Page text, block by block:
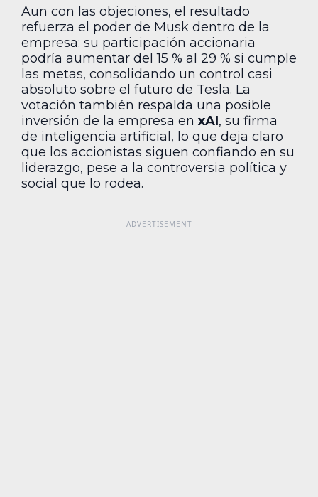
Aun con las objeciones, el resultado
refuerza el poder de Musk dentro de la
empresa: su participación accionaria
podría aumentar del 15 % al 29 % si cumple
las metas, consolidando un control casi
absoluto sobre el futuro de Tesla. La
votación también respalda una posible
inversión de la empresa en xAI, su firma
de inteligencia artificial, lo que deja claro
que los accionistas siguen confiando en su
liderazgo, pese a la controversia política y
social que lo rodea.